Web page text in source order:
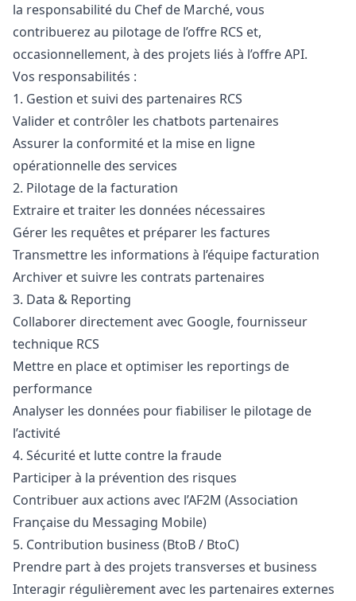
la responsabilité du Chef de Marché, vous
contribuerez au pilotage de l’offre RCS et,
occasionnellement, à des projets liés à l’offre API.
Vos responsabilités :
1. Gestion et suivi des partenaires RCS
Valider et contrôler les chatbots partenaires
Assurer la conformité et la mise en ligne
opérationnelle des services
2. Pilotage de la facturation
Extraire et traiter les données nécessaires
Gérer les requêtes et préparer les factures
Transmettre les informations à l’équipe facturation
Archiver et suivre les contrats partenaires
3. Data & Reporting
Collaborer directement avec Google, fournisseur
technique RCS
Mettre en place et optimiser les reportings de
performance
Analyser les données pour fiabiliser le pilotage de
l’activité
4. Sécurité et lutte contre la fraude
Participer à la prévention des risques
Contribuer aux actions avec l’AF2M (Association
Française du Messaging Mobile)
5. Contribution business (BtoB / BtoC)
Prendre part à des projets transverses et business
Interagir régulièrement avec les partenaires externes